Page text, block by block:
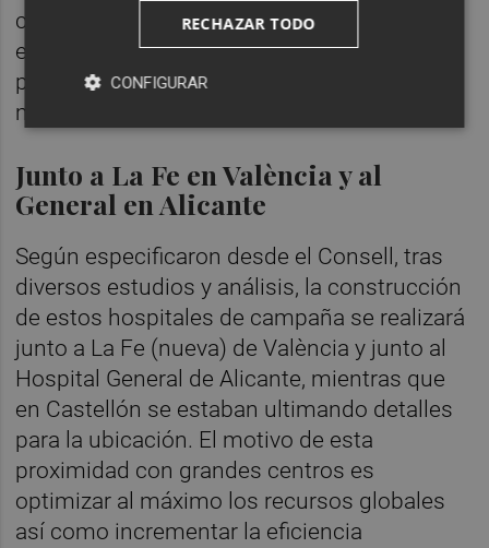
con catástrofes naturales. Está previsto que
este mismo viernes se acuda a analizar las
parcelas correspondientes para ponerse
manos a la obra en las próximas horas.
Junto a La Fe en València y al
General en Alicante
Según especificaron desde el Consell, tras
diversos estudios y análisis, la construcción
de estos hospitales de campaña se realizará
junto a La Fe (nueva) de València y junto al
Hospital General de Alicante, mientras que
en Castellón se estaban ultimando detalles
para la ubicación. El motivo de esta
proximidad con grandes centros es
optimizar al máximo los recursos globales
así como incrementar la eficiencia
RECHAZAR TODO
CONFIGURAR